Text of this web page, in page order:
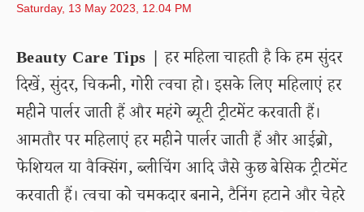
Saturday, 13 May 2023, 12.04 PM
Beauty Care Tips | हर महिला चाहती है कि हम सुंदर
दिखें, सुंदर, चिकनी, गोरी त्वचा हो। इसके लिए महिलाएं हर
महीने पार्लर जाती हैं और महंगे ब्यूटी ट्रीटमेंट करवाती हैं।
आमतौर पर महिलाएं हर महीने पार्लर जाती हैं और आईब्रो,
फेशियल या वैक्सिंग, ब्लीचिंग आदि जैसे कुछ बेसिक ट्रीटमेंट
करवाती हैं। त्वचा को चमकदार बनाने, टैनिंग हटाने और चेहरे